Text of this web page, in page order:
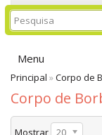
Menu
Principal »Corpo de
Corpo de
Mostrar
20